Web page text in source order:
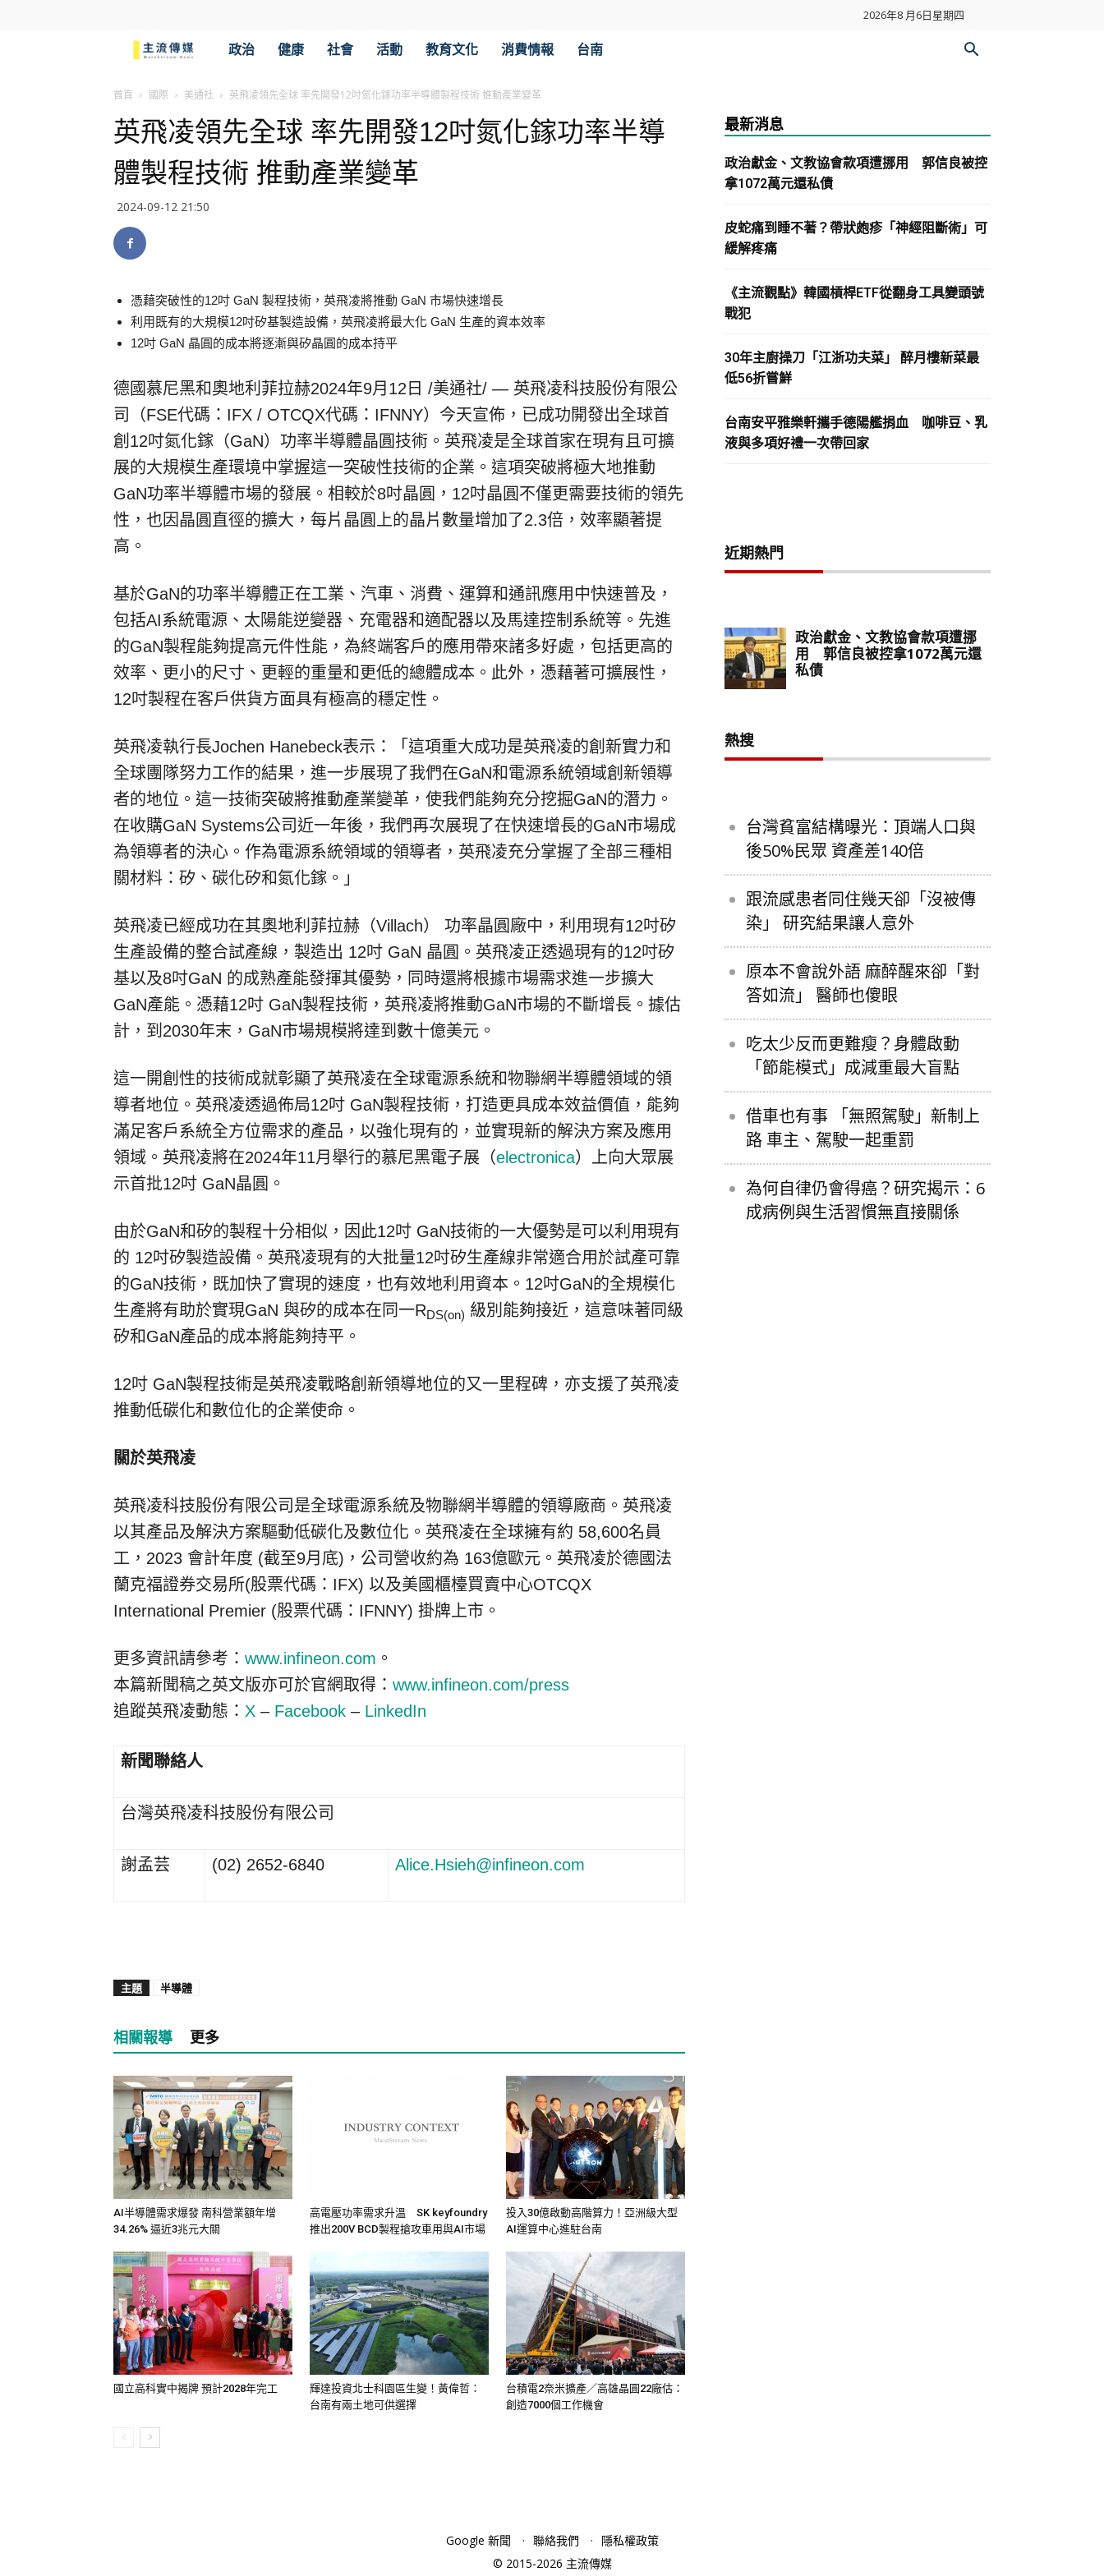
2026年8 月6日星期四
傳
媒
政治 健康 社會 活動 教育文化 消費情報 台南
首頁 國際 美通社 英飛凌領先全球 率先開發12吋氮化鎵功率半導體製程技術 推動產業變革
英飛凌領先全球 率先開發12吋氮化鎵功率半導
體製程技術 推動產業變革
2024-09-12 21:50
憑藉突破性的12吋 GaN 製程技術，英飛凌將推動 GaN 市場快速增長
利用既有的大規模12吋矽基製造設備，英飛凌將最大化 GaN 生產的資本效率
12吋 GaN 晶圓的成本將逐漸與矽晶圓的成本持平
德國慕尼黑和奧地利菲拉赫2024年9月12日 /美通社/ — 英飛凌科技股份有限公
司（FSE代碼：IFX / OTCQX代碼：IFNNY）今天宣佈，已成功開發出全球首
創12吋氮化鎵（GaN）功率半導體晶圓技術。英飛凌是全球首家在現有且可擴
展的大規模生產環境中掌握這一突破性技術的企業。這項突破將極大地推動
GaN功率半導體市場的發展。相較於8吋晶圓，12吋晶圓不僅更需要技術的領先
性，也因晶圓直徑的擴大，每片晶圓上的晶片數量增加了2.3倍，效率顯著提
高。
基於GaN的功率半導體正在工業、汽車、消費、運算和通訊應用中快速普及，
包括AI系統電源、太陽能逆變器、充電器和適配器以及馬達控制系統等。先進
的GaN製程能夠提高元件性能，為終端客戶的應用帶來諸多好處，包括更高的
效率、更小的尺寸、更輕的重量和更低的總體成本。此外，憑藉著可擴展性，
12吋製程在客戶供貨方面具有極高的穩定性。
英飛凌執行長Jochen Hanebeck表示：「這項重大成功是英飛凌的創新實力和
全球團隊努力工作的結果，進一步展現了我們在GaN和電源系統領域創新領導
者的地位。這一技術突破將推動產業變革，使我們能夠充分挖掘GaN的潛力。
在收購GaN Systems公司近一年後，我們再次展現了在快速增長的GaN市場成
為領導者的決心。作為電源系統領域的領導者，英飛凌充分掌握了全部三種相
關材料：矽、碳化矽和氮化鎵。」
英飛凌已經成功在其奧地利菲拉赫（Villach） 功率晶圓廠中，利用現有12吋矽
生產設備的整合試產線，製造出 12吋 GaN 晶圓。英飛凌正透過現有的12吋矽
基以及8吋GaN 的成熟產能發揮其優勢，同時還將根據市場需求進一步擴大
GaN產能。憑藉12吋 GaN製程技術，英飛凌將推動GaN市場的不斷增長。據估
計，到2030年末，GaN市場規模將達到數十億美元。
這一開創性的技術成就彰顯了英飛凌在全球電源系統和物聯網半導體領域的領
導者地位。英飛凌透過佈局12吋 GaN製程技術，打造更具成本效益價值，能夠
滿足客戶系統全方位需求的產品，以強化現有的，並實現新的解決方案及應用
領域。英飛凌將在2024年11月舉行的慕尼黑電子展（electronica）上向大眾展
示首批12吋 GaN晶圓。
由於GaN和矽的製程十分相似，因此12吋 GaN技術的一大優勢是可以利用現有
的 12吋矽製造設備。英飛凌現有的大批量12吋矽生產線非常適合用於試產可靠
的GaN技術，既加快了實現的速度，也有效地利用資本。12吋GaN的全規模化
生產將有助於實現GaN 與矽的成本在同一RDS(on) 級別能夠接近，這意味著同級
矽和GaN產品的成本將能夠持平。
12吋 GaN製程技術是英飛凌戰略創新領導地位的又一里程碑，亦支援了英飛凌
推動低碳化和數位化的企業使命。
關於英飛凌
英飛凌科技股份有限公司是全球電源系統及物聯網半導體的領導廠商。英飛凌
以其產品及解決方案驅動低碳化及數位化。英飛凌在全球擁有約 58,600名員
工，2023 會計年度 (截至9月底)，公司營收約為 163億歐元。英飛凌於德國法
蘭克福證券交易所(股票代碼：IFX) 以及美國櫃檯買賣中心OTCQX
International Premier (股票代碼：IFNNY) 掛牌上市。
更多資訊請參考： www.infineon.com 。
本篇新聞稿之英文版亦可於官網取得： www.infineon.com/press
追蹤英飛凌動態： X – Facebook – LinkedIn
新聞聯絡人
台灣英飛凌科技股份有限公司
謝孟芸 (02) 2652-6840 Alice.Hsieh@infineon.com
主題 半導體
相關報導 更多
AI半導體需求爆發 南科營業額年增
34.26% 逼近3兆元大關
高電壓功率需求升溫 SK keyfoundry
推出200V BCD製程搶攻車用與AI市場
投入30億啟動高階算力！亞洲級大型
AI運算中心進駐台南
國立高科實中揭牌 預計2028年完工
輝達投資北士科園區生變！黃偉哲：
台南有兩土地可供選擇
台積電2奈米擴產／高雄晶圓22廠估：
創造7000個工作機會
最新消息
政治獻金、文教協會款項遭挪用 郭信良被控
拿1072萬元還私債
皮蛇痛到睡不著？帶狀皰疹「神經阻斷術」可
緩解疼痛
《主流觀點》韓國槓桿ETF從翻身工具變頭號
戰犯
30年主廚操刀「江浙功夫菜」 醉月樓新菜最
低56折嘗鮮
台南安平雅樂軒攜手德陽艦捐血 咖啡豆、乳
液與多項好禮一次帶回家
近期熱門
熱搜
台灣貧富結構曝光：頂端人口與
後50%民眾 資產差140倍
跟流感患者同住幾天卻「沒被傳
染」 研究結果讓人意外
原本不會說外語 麻醉醒來卻「對
答如流」 醫師也傻眼
吃太少反而更難瘦？身體啟動
「節能模式」成減重最大盲點
借車也有事 「無照駕駛」新制上
路 車主、駕駛一起重罰
為何自律仍會得癌？研究揭示：6
成病例與生活習慣無直接關係
Google 新聞 聯絡我們
隱私權政策
© 2015-2026 主流傳媒